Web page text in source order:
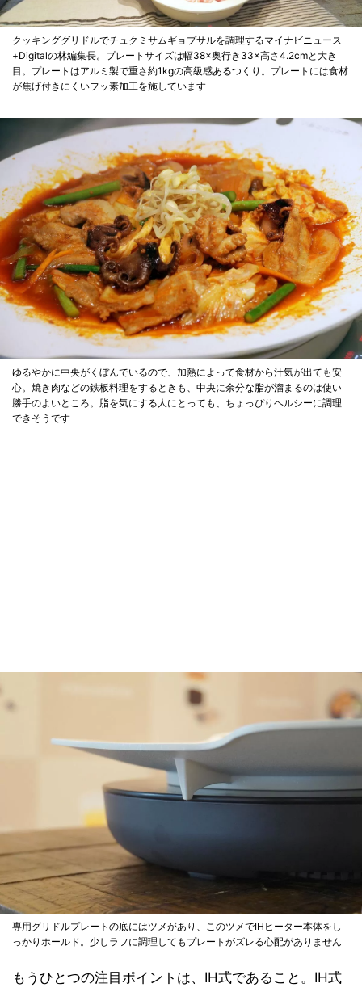
クッキンググリドルでチュクミサムギョプサルを調理するマイナビニュース
+Digitalの林編集長。プレートサイズは幅38×奥行き33×高さ4.2cmと大き
目。プレートはアルミ製で重さ約1kgの高級感あるつくり。プレートには食材
が焦げ付きにくいフッ素加工を施しています
ゆるやかに中央がくぼんでいるので、加熱によって食材から汁気が出ても安
心。焼き肉などの鉄板料理をするときも、中央に余分な脂が溜まるのは使い
勝手のよいところ。脂を気にする人にとっても、ちょっぴりヘルシーに調理
できそうです
専用グリドルプレートの底にはツメがあり、このツメでIHヒーター本体をし
っかりホールド。少しラフに調理してもプレートがズレる心配がありません
もうひとつの注目ポイントは、IH式であること。IH式